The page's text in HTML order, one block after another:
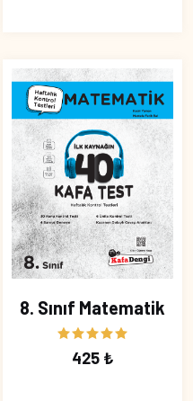
8. Sınıf Matematik
425 ₺